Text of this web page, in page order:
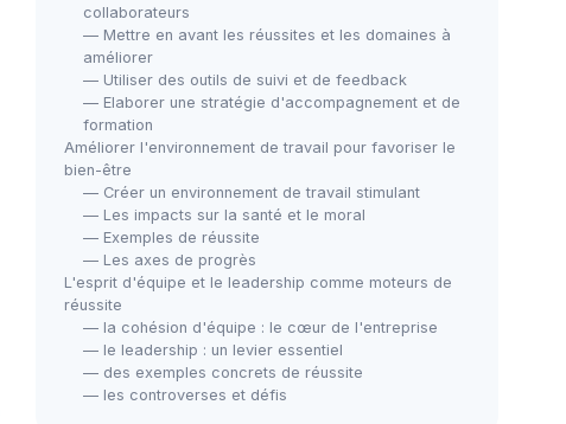
collaborateurs
— Mettre en avant les réussites et les domaines à
améliorer
— Utiliser des outils de suivi et de feedback
— Elaborer une stratégie d'accompagnement et de
formation
Améliorer l'environnement de travail pour favoriser le
bien-être
— Créer un environnement de travail stimulant
— Les impacts sur la santé et le moral
— Exemples de réussite
— Les axes de progrès
L'esprit d'équipe et le leadership comme moteurs de
réussite
— la cohésion d'équipe : le cœur de l'entreprise
— le leadership : un levier essentiel
— des exemples concrets de réussite
— les controverses et défis